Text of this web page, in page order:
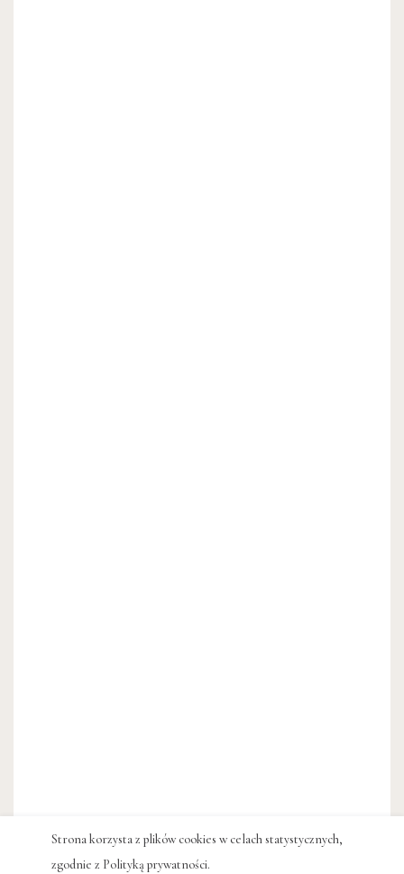
Strona korzysta z plików cookies w celach statystycznych,
zgodnie z Polityką prywatności.